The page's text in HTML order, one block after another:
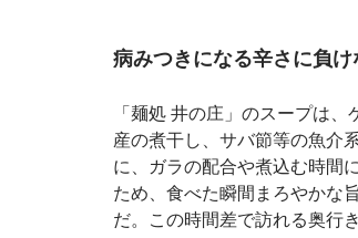
病みつきになる辛さに負
「麺処 井の庄」のスープは
産の煮干し、サバ節等の魚介
に、ガラの配合や煮込む時間
ため、食べた瞬間まろやかな
だ。この時間差で訪れる奥行